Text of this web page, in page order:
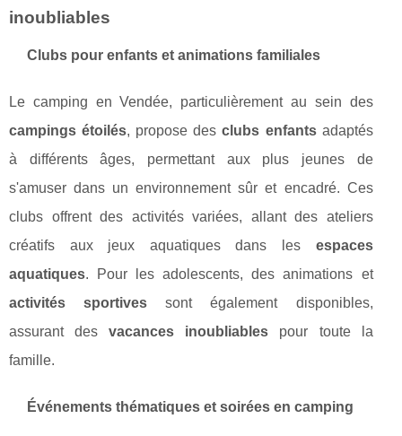
inoubliables
Clubs pour enfants et animations familiales
Le camping en Vendée, particulièrement au sein des
campings étoilés, propose desclubs enfantsadaptés
à différents âges, permettant aux plus jeunes de
s'amuser dans un environnement sûr et encadré. Ces
clubs offrent des activités variées, allant des ateliers
créatifs aux jeux aquatiques dans les espaces
aquatiques. Pour les adolescents, des animations et
activités sportives sont également disponibles,
assurant desvacances inoubliables pour toute la
famille.
Événements thématiques et soirées en camping